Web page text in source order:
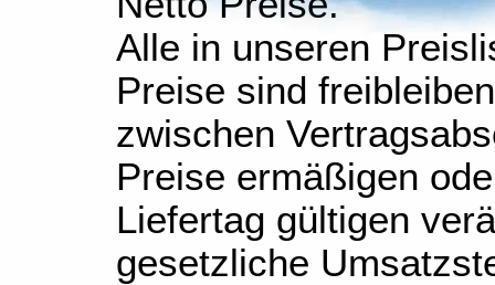
Alle in unseren
Preise sind
zwischen
Preise ermäßigen
Liefertag gültigen
gesetzliche